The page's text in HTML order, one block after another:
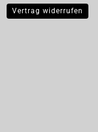
Vertrag widerrufen